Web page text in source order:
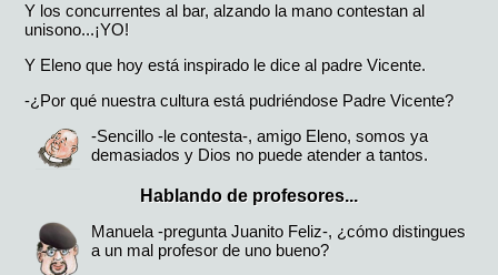
Y los concurrentes al bar, alzando la mano contestan al
unisono...¡YO!
Y Eleno que hoy está inspirado le dice al padre Vicente.
-¿Por qué nuestra cultura está pudriéndose Padre Vicente?
-Sencillo -le contesta-, amigo Eleno, somos ya
demasiados y Dios no puede atender a tantos.
Hablando de profesores...
Manuela -pregunta Juanito Feliz-, ¿cómo distingues
a un mal profesor de uno bueno?